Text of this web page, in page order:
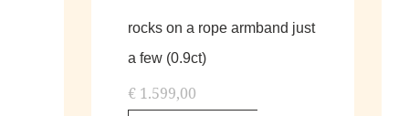
rocks on a rope armband just
a few (0.9ct)
€ 1.599,00